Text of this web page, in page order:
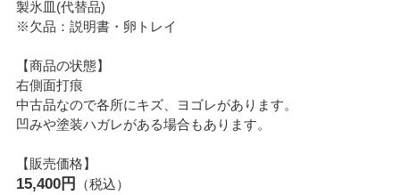
製氷皿(代替品)
※欠品：説明書・卵トレイ
【商品の状態】
右側面打痕
中古品なので各所にキズ、ヨゴレがあります。
凹みや塗装ハガレがある場合もあります。
【販売価格】
15,400円 （税込）